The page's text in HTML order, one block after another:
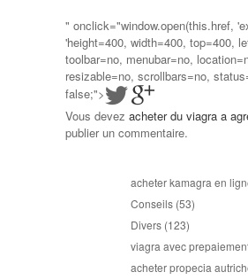
" onclick="window.open(this.href,
'height=400, width=400, top=400,
toolbar=no, menubar=no,
resizable=no, scrollbars=no,
false;">
Vous devez acheter du viagra a
publier un commentaire.
acheter kamagra en
Conseils (53)
Divers (123)
viagra avec
acheter propecia